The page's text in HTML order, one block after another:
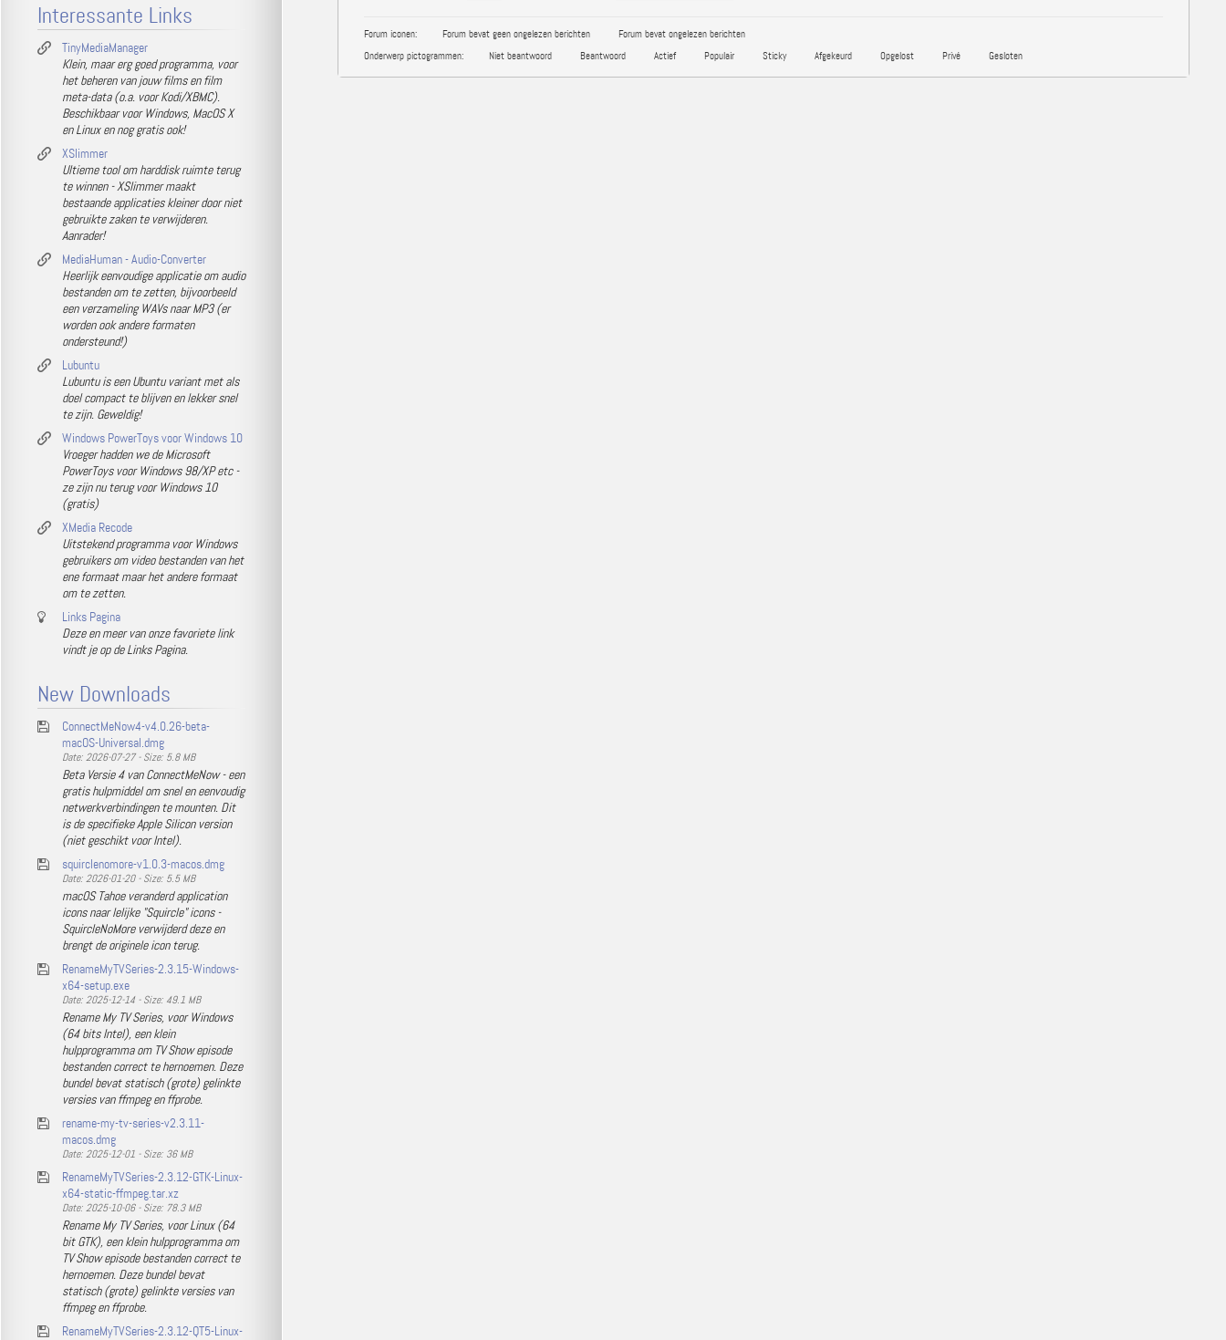
Forum iconen: Forum bevat geen ongelezen berichten
Forum bevat ongelezen berichten
Onderwerp pictogrammen:
Niet beantwoord Beantwoord Actief Populair Sticky Afgekeurd Opgelost Privé Gesloten
Interessante Links
TinyMediaManager
Klein, maar erg goed programma, voor
het beheren van jouw films en film
meta-data (o.a. voor Kodi/XBMC).
Beschikbaar voor Windows, MacOS X
en Linux en nog gratis ook!
XSlimmer
Ultieme tool om harddisk ruimte terug
te winnen - XSlimmer maakt
bestaande applicaties kleiner door niet
gebruikte zaken te verwijderen.
Aanrader!
MediaHuman - Audio-Converter
Heerlijk eenvoudige applicatie om audio
bestanden om te zetten, bijvoorbeeld
een verzameling WAVs naar MP3 (er
worden ook andere formaten
ondersteund!)
Lubuntu
Lubuntu is een Ubuntu variant met als
doel compact te blijven en lekker snel
te zijn. Geweldig!
Windows PowerToys voor Windows 10
Vroeger hadden we de Microsoft
PowerToys voor Windows 98/XP etc -
ze zijn nu terug voor Windows 10
(gratis)
XMedia Recode
Uitstekend programma voor Windows
gebruikers om video bestanden van het
ene formaat maar het andere formaat
om te zetten.
Links Pagina
Deze en meer van onze favoriete link
vindt je op de Links Pagina.
New Downloads
ConnectMeNow4-v4.0.26-beta-
macOS-Universal.dmg
Date: 2026-07-27 - Size: 5.8 MB
Beta Versie 4 van ConnectMeNow - een
gratis hulpmiddel om snel en eenvoudig
netwerkverbindingen te mounten. Dit
is de specifieke Apple Silicon version
(niet geschikt voor Intel).
squirclenomore-v1.0.3-macos.dmg
Date: 2026-01-20 - Size: 5.5 MB
macOS Tahoe veranderd application
icons naar lelijke "Squircle" icons -
SquircleNoMore verwijderd deze en
brengt de originele icon terug.
RenameMyTVSeries-2.3.15-Windows-
x64-setup.exe
Date: 2025-12-14 - Size: 49.1 MB
Rename My TV Series, voor Windows
(64 bits Intel), een klein
hulpprogramma om TV Show episode
bestanden correct te hernoemen. Deze
bundel bevat statisch (grote) gelinkte
versies van ffmpeg en ffprobe.
rename-my-tv-series-v2.3.11-
macos.dmg
Date: 2025-12-01 - Size: 36 MB
RenameMyTVSeries-2.3.12-GTK-Linux-
x64-static-ffmpeg.tar.xz
Date: 2025-10-06 - Size: 78.3 MB
Rename My TV Series, voor Linux (64
bit GTK), een klein hulpprogramma om
TV Show episode bestanden correct te
hernoemen. Deze bundel bevat
statisch (grote) gelinkte versies van
ffmpeg en ffprobe.
RenameMyTVSeries-2.3.12-QT5-Linux-